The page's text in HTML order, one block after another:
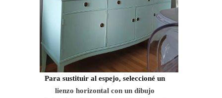
Para sustituir al espejo, seleccioné un
lienzo horizontal con un dibujo